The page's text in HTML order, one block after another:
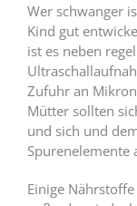
Wer schwanger
Kind gut
ist es neben
Zufuhr an
Mütter sollten
und sich und
Spurenelemente
Einige